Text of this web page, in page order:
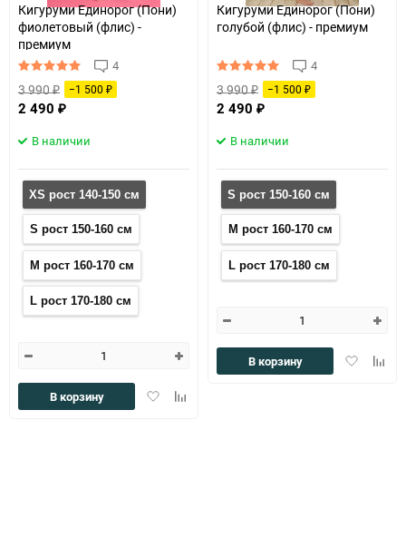
Кигуруми Единорог (Пони)
фиолетовый (флис) -
премиум
4
3 990₽ −1 500 ₽
2 490 ₽
В наличии
XS рост 140-150 см
S рост 150-160 см
M рост 160-170 см
L рост 170-180 см
ДобавитьДобавить
В корзину
Кигуруми Единорог (Пони)
голубой (флис) - премиум
4
3 990₽ −1 500 ₽
2 490 ₽
В наличии
S рост 150-160 см
M рост 160-170 см
L рост 170-180 см
Добавить
В корзину